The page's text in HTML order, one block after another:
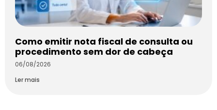
Como emitir nota fiscal de consulta ou
procedimento sem dor de cabeça
06/08/2026
Ler mais